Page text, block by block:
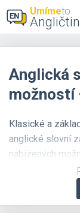
Umímeto
Anglická
možností
Klasické a
anglické slovní
nabízených
slovíček, která
témat a
u většiny